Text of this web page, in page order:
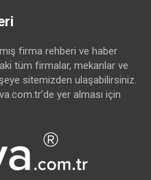
firma rehberi ve haber
tüm firmalar, mekanlar ve
şeye sitemizden ulaşabilirsiniz.
yer alması için